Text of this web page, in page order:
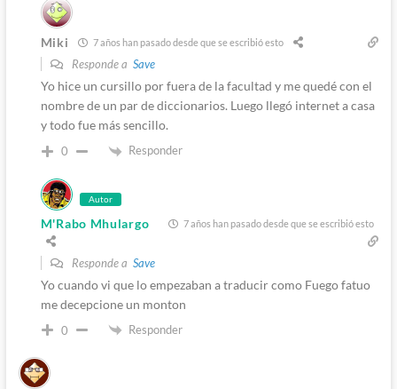
Miki 7 años han pasado desde que se escribió esto
Responde a Save
Yo hice un cursillo por fuera de la facultad y me quedé con el
nombre de un par de diccionarios. Luego llegó internet a casa
y todo fue más sencillo.
0 Responder
Autor
M'Rabo Mhulargo 7 años han pasado desde que se escribió esto
Responde a Save
Yo cuando vi que lo empezaban a traducir como Fuego fatuo
me decepcione un monton
0 Responder